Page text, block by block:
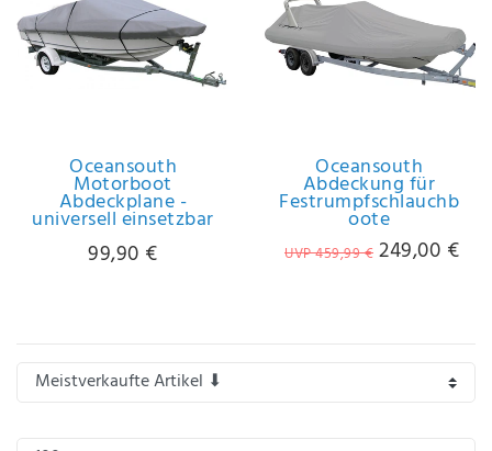
e
sen
de
n
Oceansouth
Motorboot
Abdeckplane -
universell einsetzbar
99,90 €
Oceansouth
Abdeckung für
Festrumpfschlauchb
oote
UVP 459,99 € 249,00 €